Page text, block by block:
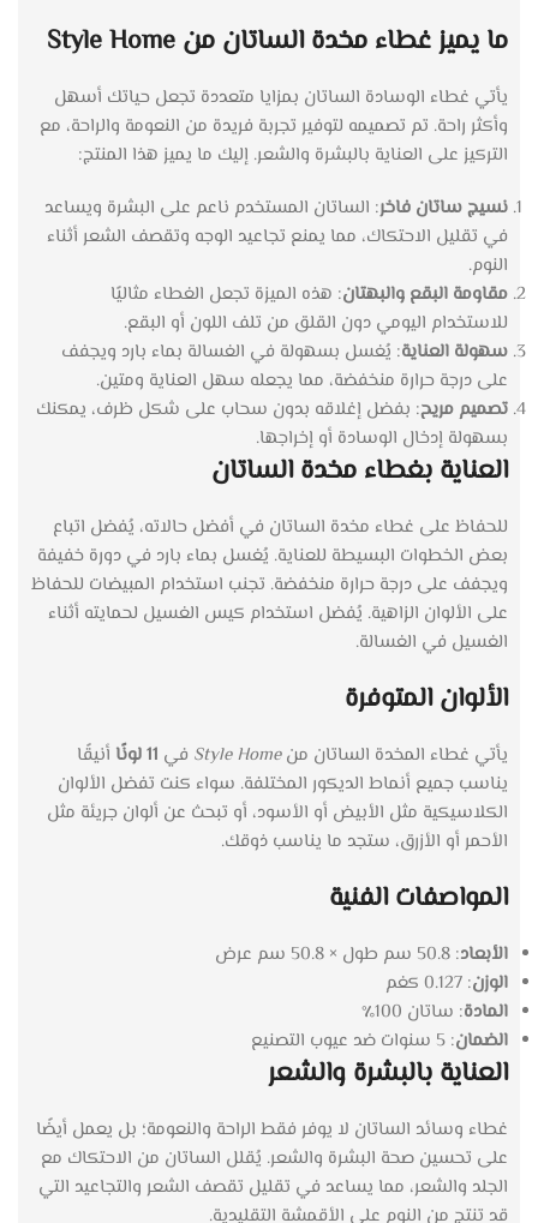
ما يميز غطاء مخدة الساتان من Style Home
يأتي غطاء الوسادة الساتان بمزايا متعددة تجعل حياتك أسهل
وأكثر راحة. تم تصميمه لتوفير تجربة فريدة من النعومة والراحة، مع
التركيز على العناية بالبشرة والشعر. إليك ما يميز هذا المنتج:
نسيج ساتان فاخر: الساتان المستخدم ناعم على البشرة ويساعد
في تقليل الاحتكاك، مما يمنع تجاعيد الوجه وتقصف الشعر أثناء
النوم.
مقاومة البقع والبهتان: هذه الميزة تجعل الغطاء مثاليًا
للاستخدام اليومي دون القلق من تلف اللون أو البقع.
سهولة العناية: يُغسل بسهولة في الغسالة بماء بارد ويجفف
على درجة حرارة منخفضة، مما يجعله سهل العناية ومتين.
تصميم مريح: بفضل إغلاقه بدون سحاب على شكل ظرف، يمكنك
بسهولة إدخال الوسادة أو إخراجها.
العناية بغطاء مخدة الساتان
للحفاظ على غطاء مخدة الساتان في أفضل حالاته، يُفضل اتباع
بعض الخطوات البسيطة للعناية. يُغسل بماء بارد في دورة خفيفة
ويجفف على درجة حرارة منخفضة. تجنب استخدام المبيضات للحفاظ
على الألوان الزاهية. يُفضل استخدام كيس الغسيل لحمايته أثناء
الغسيل في الغسالة.
الألوان المتوفرة
يأتي غطاء المخدة الساتان منStyle Home في 11 لونًا
أنيقًا
يناسب جميع أنماط الديكور المختلفة. سواء كنت تفضل الألوان
الكلاسيكية مثل الأبيض أو الأسود، أو تبحث عن ألوان جريئة مثل
الأحمر أو الأزرق، ستجد ما يناسب ذوقك.
المواصفات الفنية
الأبعاد: 50.8 سم طول × 50.8 سم عرض
الوزن: 0.127 كغم
المادة: ساتان 100٪
الضمان: 5 سنوات ضد عيوب التصنيع
العناية بالبشرة والشعر
غطاء وسائد الساتان لا يوفر فقط الراحة والنعومة؛ بل يعمل أيضًا
على تحسين صحة البشرة والشعر. يُقلل الساتان من الاحتكاك مع
الجلد والشعر، مما يساعد في تقليل تقصف الشعر والتجاعيد التي
قد تنتج من النوم على الأقمشة التقليدية.